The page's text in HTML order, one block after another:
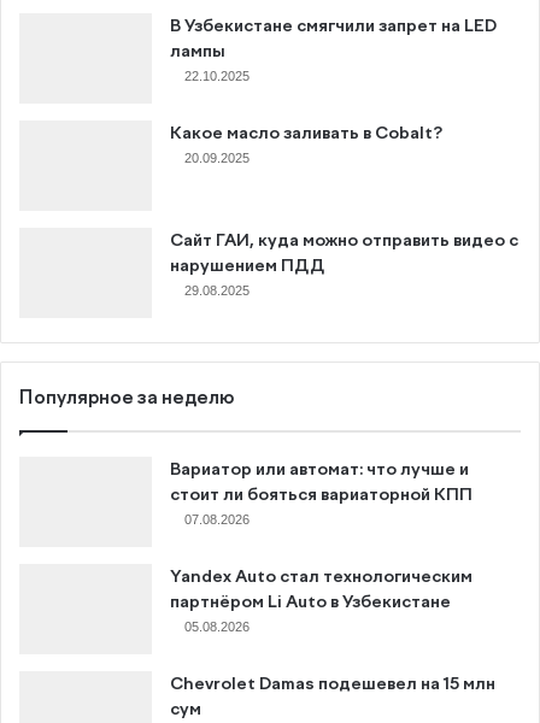
В Узбекистане смягчили запрет на LED
лампы
22.10.2025
Какое масло заливать в Cobalt?
20.09.2025
Сайт ГАИ, куда можно отправить видео с
нарушением ПДД
29.08.2025
Популярное за неделю
Вариатор или автомат: что лучше и
стоит ли бояться вариаторной КПП
07.08.2026
Yandex Auto стал технологическим
партнёром Li Auto в Узбекистане
05.08.2026
Chevrolet Damas подешевел на 15 млн
сум